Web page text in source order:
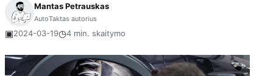
Mantas Petrauskas
AutoTaktas autorius
▣2024-03-19◷4 min. skaitymo